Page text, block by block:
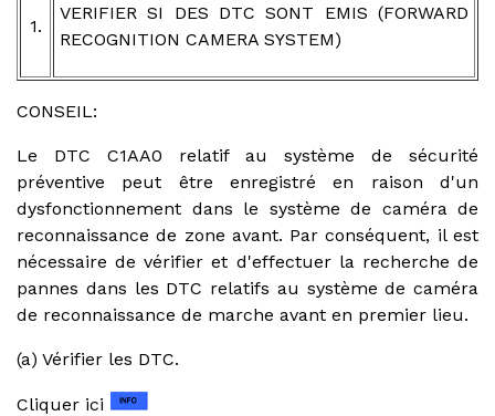
1.
VERIFIER SI DES DTC SONT EMIS (FORWARD
RECOGNITION CAMERA SYSTEM)
CONSEIL:
Le DTC C1AA0 relatif au système de sécurité
préventive peut être enregistré en raison d'un
dysfonctionnement dans le système de caméra de
reconnaissance de zone avant. Par conséquent, il est
nécessaire de vérifier et d'effectuer la recherche de
pannes dans les DTC relatifs au système de caméra
de reconnaissance de marche avant en premier lieu.
(a) Vérifier les DTC.
Cliquer ici